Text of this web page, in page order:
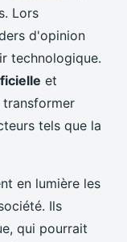
Lors
d'opinion
technologique.
et
tels que la
en lumière les
Ils
qui pourrait